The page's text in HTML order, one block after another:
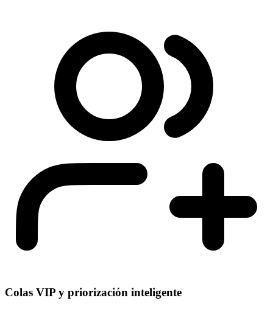
Colas VIP y priorización inteligente